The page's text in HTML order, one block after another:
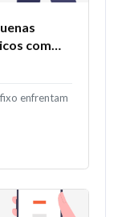
com
enfrentam